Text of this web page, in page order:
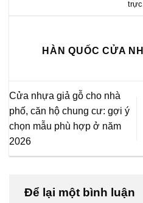
trực
HÀN QUỐC CỬA
Cửa nhựa giả gỗ cho nhà
phố, căn hộ chung cư: gợi ý
chọn mẫu phù hợp ở năm
2026
Để lại một bình luận